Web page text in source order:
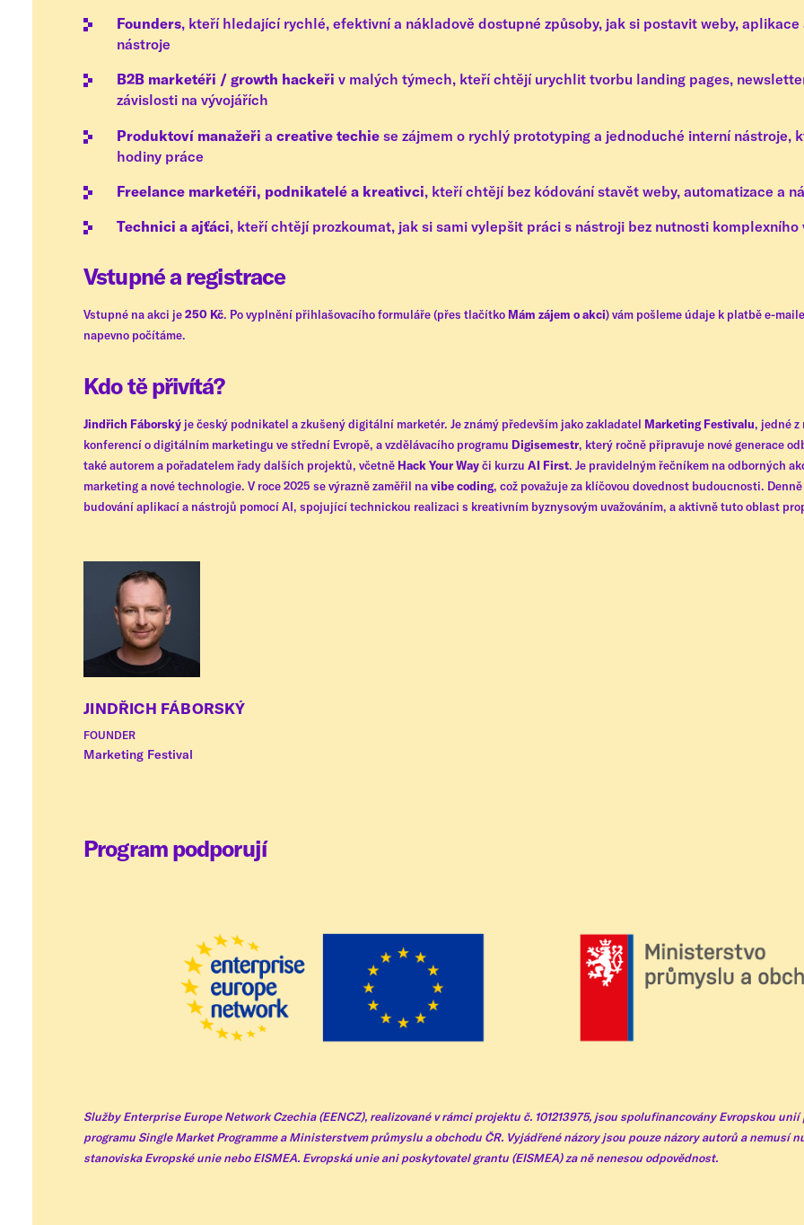
Founders, kteří hledající rychlé, efektivní a nákladově dostupné způsoby, jak si postavit weby, aplikace
nástroje
B2B marketéři / growth hackeři v malých týmech, kteří chtějí urychlit tvorbu landing pages,
závislosti na vývojářích
Produktoví manažeřiacreative techie se zájmem o rychlý prototyping a jednoduché interní nástroje,
hodiny práce
Freelance marketéři, podnikatelé a kreativci, kteří chtějí bez kódování stavět weby, automatizace a
Technici a ajťáci, kteří chtějí prozkoumat, jak si sami vylepšit práci s nástroji bez nutnosti komplexního
Vstupné a registrace
Vstupné na akci je250 Kč. Po vyplnění přihlašovacího formuláře (přes tlačítko Mám zájem o akci) vám pošleme údaje k platbě e-
napevno počítáme.
Kdo tě přivítá?
Jindřich Fáborský je český podnikatel a zkušený digitální marketér. Je známý především jako zakladatel Marketing Festivalu, jedné z
konferencí o digitálním marketingu ve střední Evropě, a vzdělávacího programu Digisemestr, který ročně připravuje nové generace
také autorem a pořadatelem řady dalších projektů, včetně Hack Your Wayči kurzu AI First. Je pravidelným řečníkem na odborných
marketing a nové technologie. V roce 2025 se výrazně zaměřil navibe coding, což považuje za klíčovou dovednost budoucnosti.
budování aplikací a nástrojů pomocí AI, spojující technickou realizaci s kreativním byznysovým uvažováním, a aktivně tuto oblast
JINDŘICH FÁBORSKÝ
FOUNDER
Marketing Festival
Program podporují
Služby Enterprise Europe Network Czechia (EENCZ), realizované v rámci projektu č. 101213975, jsou spolufinancovány Evropskou
programu Single Market Programme a Ministerstvem průmyslu a obchodu ČR. Vyjádřené názory jsou pouze názory autorů a nemusí
stanoviska Evropské unie nebo EISMEA. Evropská unie ani poskytovatel grantu (EISMEA) za ně nenesou odpovědnost.